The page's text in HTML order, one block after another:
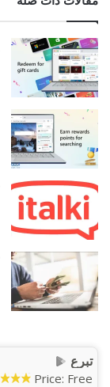
تبرع
Price: Free